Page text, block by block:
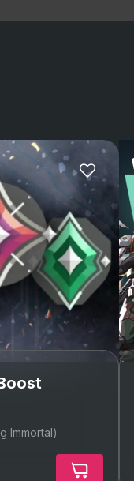
Immortal)